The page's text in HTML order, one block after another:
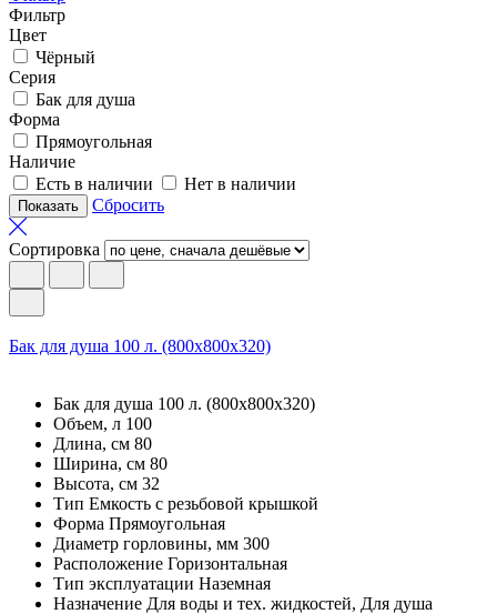
Фильтр
Цвет
Чёрный
Серия
Бак для душа
Форма
Прямоугольная
Наличие
Есть в наличии
Нет в наличии
Сбросить
Сортировка
Бак для душа 100 л. (800х800х320)
Бак для душа 100 л. (800х800х320)
Объем, л 100
Длина, см 80
Ширина, см 80
Высота, см 32
Тип Емкость с резьбовой крышкой
Форма Прямоугольная
Диаметр горловины, мм 300
Расположение Горизонтальная
Тип эксплуатации Наземная
Назначение Для воды и тех. жидкостей, Для душа